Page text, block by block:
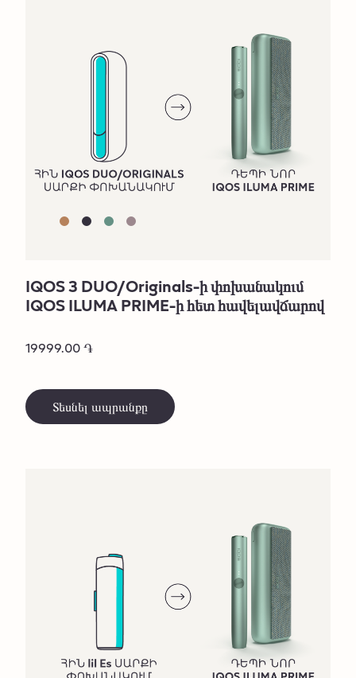
IQOS 3 DUO/Originals-ի փոխանակում
IQOS ILUMA PRIME-ի հետ հավելավճարով
19999.00 ֏
Տեսնել ապրանքը